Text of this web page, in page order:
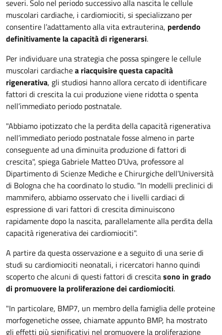
severi. Solo nel periodo successivo alla nascita le cellule
muscolari cardiache, i cardiomiociti, si specializzano per
consentire l’adattamento alla vita extrauterina, perdendo
definitivamente la capacità di rigenerarsi.
Per individuare una strategia che possa spingere le cellule
muscolari cardiachea riacquisire questa capacità
rigenerativa, gli studiosi hanno allora cercato di identificare
fattori di crescita la cui produzione viene ridotta o spenta
nell’immediato periodo postnatale.
"Abbiamo ipotizzato che la perdita della capacità rigenerativa
nell’immediato periodo postnatale fosse almeno in parte
conseguente ad una diminuita produzione di fattori di
crescita", spiega Gabriele Matteo D'Uva, professore al
Dipartimento di Scienze Mediche e Chirurgiche dell’Università
di Bologna che ha coordinato lo studio. "In modelli preclinici di
mammifero, abbiamo osservato che i livelli cardiaci di
espressione di vari fattori di crescita diminuiscono
rapidamente dopo la nascita, parallelamente alla perdita della
capacità rigenerativa dei cardiomiociti".
A partire da questa osservazione e a seguito di una serie di
studi su cardiomiociti neonatali, i ricercatori hanno quindi
scoperto che alcuni di questi fattori di crescitasono in grado
di promuovere la proliferazione dei cardiomiociti.
"In particolare, BMP7, un membro della famiglia delle proteine
morfogenetiche ossee, chiamate appunto BMP, ha mostrato
gli effetti più significativi nel promuovere la proliferazione